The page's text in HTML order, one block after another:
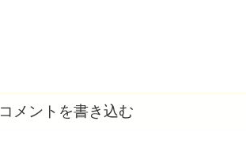
コメントを書き込む